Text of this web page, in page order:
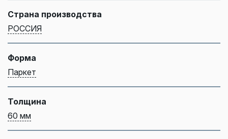
Страна производства
РОССИЯ
Форма
Паркет
Толщина
60 мм